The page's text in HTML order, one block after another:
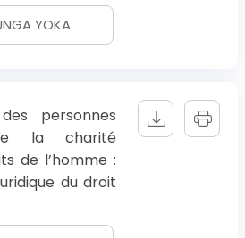
YOKA
personnes
la charité
de l’homme :
du droit